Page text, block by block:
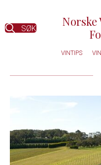
SØK
Norske
VINTIPS